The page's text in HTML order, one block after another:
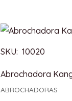
SKU: 10020
Abrochadora
ABROCHADORAS